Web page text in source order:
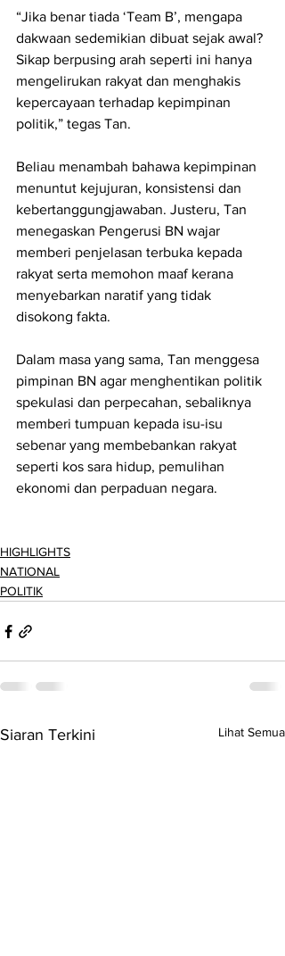
“Jika benar tiada ‘Team B’, mengapa
dakwaan sedemikian dibuat sejak awal?
Sikap berpusing arah seperti ini hanya
mengelirukan rakyat dan menghakis
kepercayaan terhadap kepimpinan
politik,” tegas Tan.
Beliau menambah bahawa kepimpinan
menuntut kejujuran, konsistensi dan
kebertanggungjawaban. Justeru, Tan
menegaskan Pengerusi BN wajar
memberi penjelasan terbuka kepada
rakyat serta memohon maaf kerana
menyebarkan naratif yang tidak
disokong fakta.
Dalam masa yang sama, Tan menggesa
pimpinan BN agar menghentikan politik
spekulasi dan perpecahan, sebaliknya
memberi tumpuan kepada isu-isu
sebenar yang membebankan rakyat
seperti kos sara hidup, pemulihan
ekonomi dan perpaduan negara.
HIGHLIGHTS
NATIONAL
POLITIK
Siaran Terkini Lihat Semua